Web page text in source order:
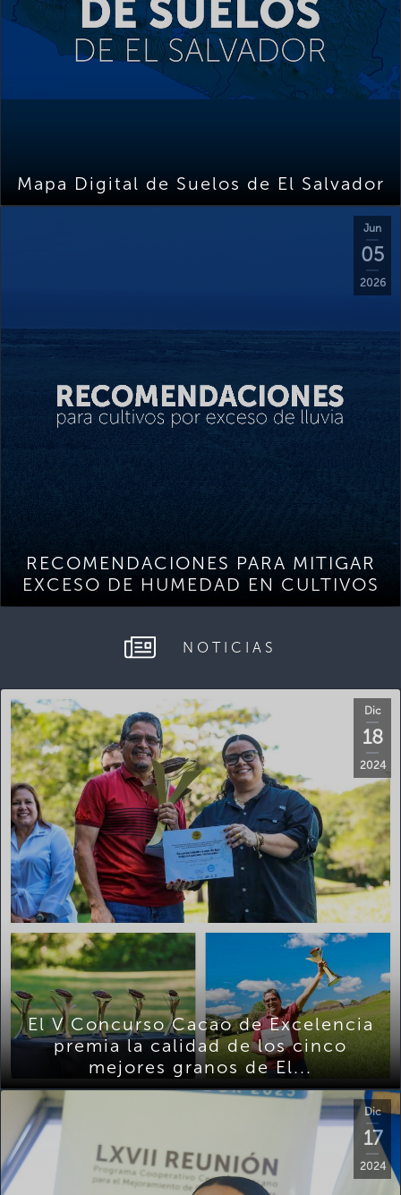
Mapa Digital de Suelos de El Salvador
Jun
05
2026
RECOMENDACIONES PARA MITIGAR
EXCESO DE HUMEDAD EN CULTIVOS
NOTICIAS
Dic
18
2024
El V Concurso Cacao de Excelencia
premia la calidad de los cinco
mejores granos de El...
Dic
17
2024